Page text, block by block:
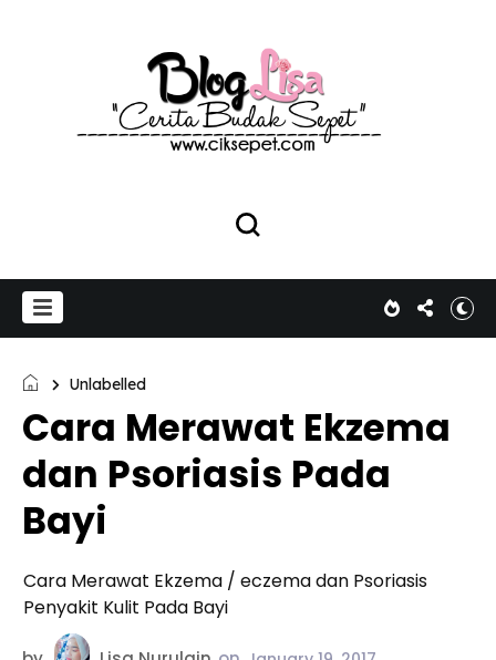
Unlabelled
Cara Merawat Ekzema
dan Psoriasis Pada
Bayi
Cara Merawat Ekzema / eczema dan Psoriasis
Penyakit Kulit Pada Bayi